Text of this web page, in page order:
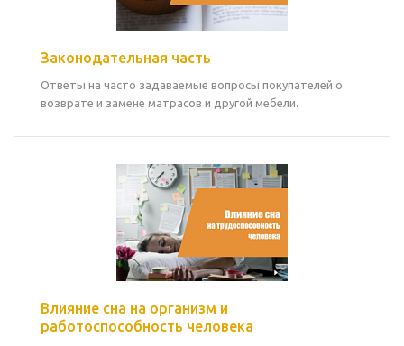
Законодательная часть
Ответы на часто задаваемые вопросы покупателей о
возврате и замене матрасов и другой мебели.
Влияние сна на организм и
работоспособность человека